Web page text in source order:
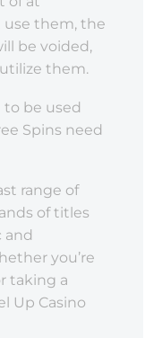
use them, the
be voided,
them.
to be used
Spins need
range of
of titles
you’re
taking a
Up Casino